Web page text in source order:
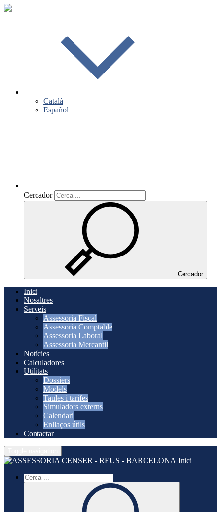
Català
Español
Cercador
Cercador
Inici
Nosaltres
Serveis
Assessoria Fiscal
Assessoria Comptable
Assessoria Laboral
Assessoria Mercantil
Notícies
Calculadores
Utilitats
Dossiers
Models
Taules i tarifes
Simuladors externs
Calendari
Enllaços útils
Contactar
Inici